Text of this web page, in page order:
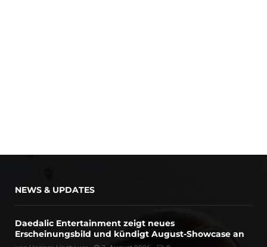
NEWS & UPDATES
Daedalic Entertainment zeigt neues
Erscheinungsbild und kündigt August-Showcase an